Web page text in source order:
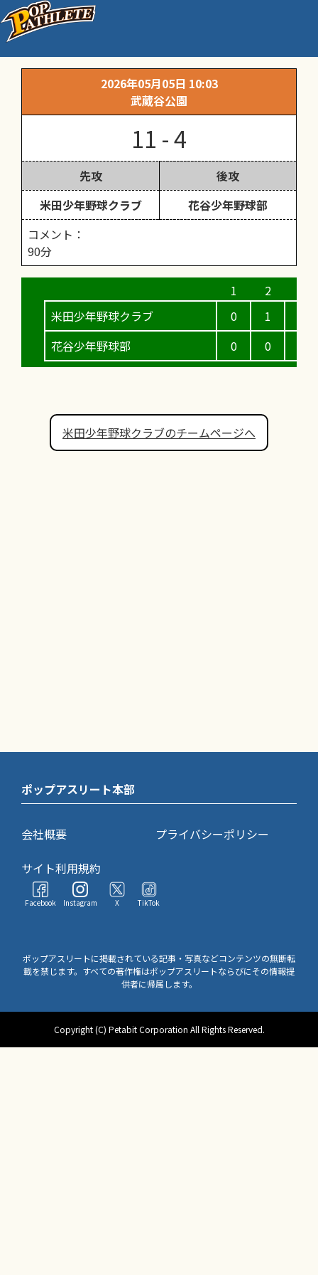
練習試合 Cチーム①
2026年05月05日 10:03
武蔵谷公園
11 - 4
先攻
後攻
米田少年野球クラブ
花谷少年野球部
コメント：
90分
米田少年野球クラブ
花谷少年野球部
0
0
1
0
米田少年野球クラブのチームページへ
ポップアスリート本部
会社概要
プライバシーポリシー
サイト利用規約
Facebook Instagram X TikTok
ポップアスリートに掲載されている記事・写真などコンテンツの無断転
載を禁じます。すべての著作権はポップアスリートならびにその情報提
供者に帰属します。
Copyright (C) Petabit Corporation All Rights Reserved.